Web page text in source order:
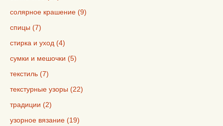
солярное крашение (9)
спицы (7)
стирка и уход (4)
сумки и мешочки (5)
текстиль (7)
текстурные узоры (22)
традиции (2)
узорное вязание (19)